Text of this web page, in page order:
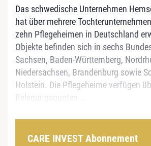
Das schwedische Unternehmen
hat über mehrere
zehn Pflegeheimen in Deutschland
Objekte befinden sich in sechs
Sachsen, Baden-Württemberg,
Niedersachsen, Brandenburg sowie
Holstein. Die Pflegeheime verfügen
Belegungsquoten...
CARE INVEST Abonnement